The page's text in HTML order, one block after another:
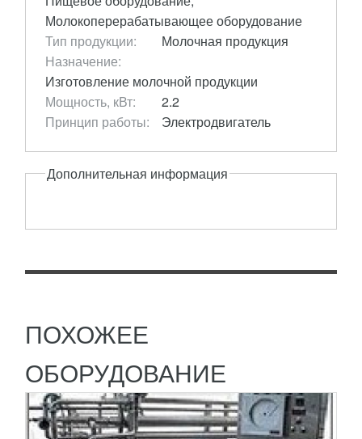
Молокоперерабатывающее оборудование
Тип продукции:
Молочная продукция
Назначение:
Изготовление молочной продукции
Мощность, кВт:
2.2
Принцип работы:
Электродвигатель
Дополнительная информация
ПОХОЖЕЕ
ОБОРУДОВАНИЕ
УСТАНОВКА ПАСТЕРИЗАЦИОННО-
ОХЛАДИТЕЛЬНАЯ П8-ОПО-1,0-Э
Трубчатая установка пастеризационно-